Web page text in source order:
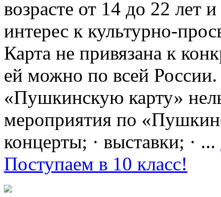
возрасте от 14 до 22 лет
интерес к культурно-
Карта не привязана к
ей можно по всей
«Пушкинскую карту»
мероприятия по
концерты; · выставки; · ...
Поступаем в 10 класс!